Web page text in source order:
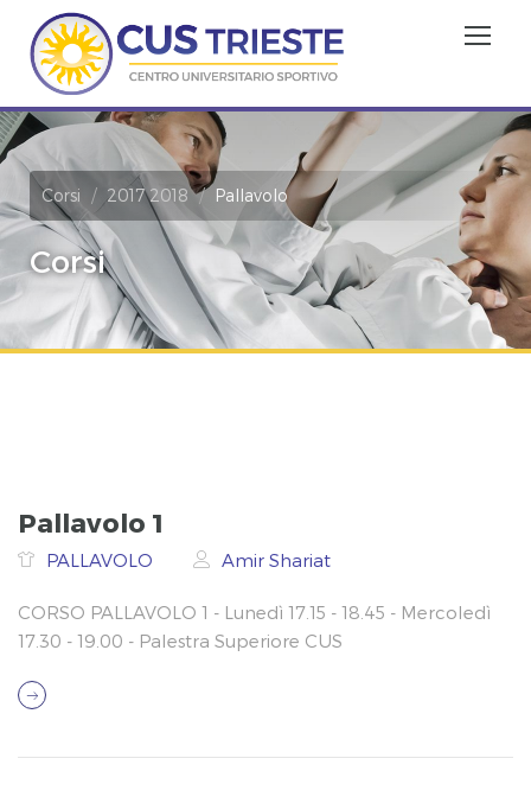
Corsi 2017 2018 Pallavolo
Corsi
Pallavolo 1
PALLAVOLO Amir Shariat
CORSO PALLAVOLO 1 - Lunedì 17.15 - 18.45 - Mercoledì
17.30 - 19.00 - Palestra Superiore CUS